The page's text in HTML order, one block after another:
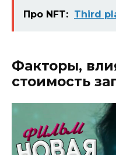
Про NFT: Third
Факторы,
стоимость